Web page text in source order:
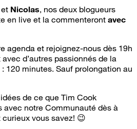
et Nicolas, nos deux blogueurs
en live et la commenteront avec
agenda et rejoignez-nous dès 19h
d’autres passionnés de la
: 120 minutes. Sauf prolongation au
de ce que Tim Cook
avec notre Communauté dès à
vous savez! 😉